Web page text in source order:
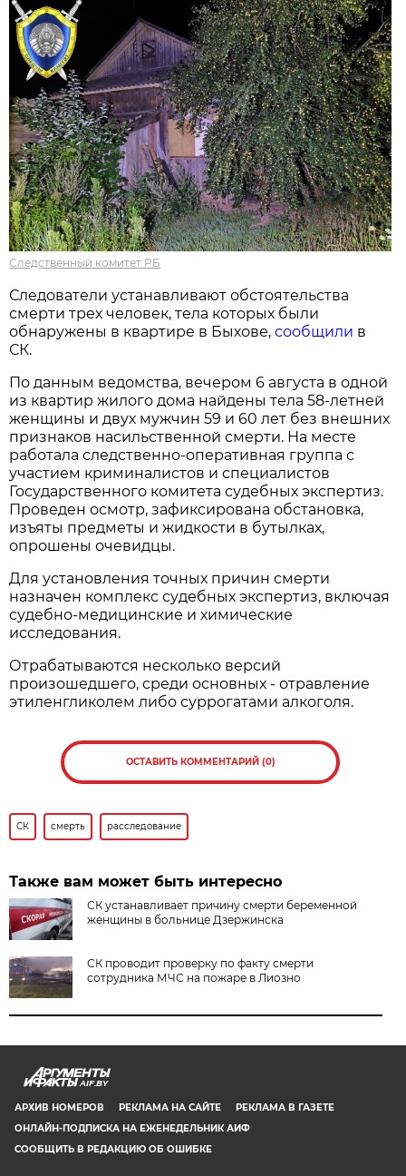
Следственный комитет РБ
Следователи устанавливают обстоятельства
смерти трех человек, тела которых были
обнаружены в квартире в Быхове,сообщили в
СК.
По данным ведомства, вечером 6 августа в одной
из квартир жилого дома найдены тела 58-летней
женщины и двух мужчин 59 и 60 лет без внешних
признаков насильственной смерти. На месте
работала следственно-оперативная группа с
участием криминалистов и специалистов
Государственного комитета судебных экспертиз.
Проведен осмотр, зафиксирована обстановка,
изъяты предметы и жидкости в бутылках,
опрошены очевидцы.
Для установления точных причин смерти
назначен комплекс судебных экспертиз, включая
судебно-медицинские и химические
исследования.
Отрабатываются несколько версий
произошедшего, среди основных - отравление
этиленгликолем либо суррогатами алкоголя.
ОСТАВИТЬ КОММЕНТАРИЙ (0)
СК смерть расследование
Также вам может быть интересно
СК устанавливает причину смерти беременной
женщины в больнице Дзержинска
СК проводит проверку по факту смерти
сотрудника МЧС на пожаре в Лиозно
AIF.BY
АРХИВ НОМЕРОВ РЕКЛАМА НА САЙТЕ
РЕКЛАМА В ГАЗЕТЕ
ОНЛАЙН-ПОДПИСКА НА ЕЖЕНЕДЕЛЬНИК АИФ
СООБЩИТЬ В РЕДАКЦИЮ ОБ ОШИБКЕ